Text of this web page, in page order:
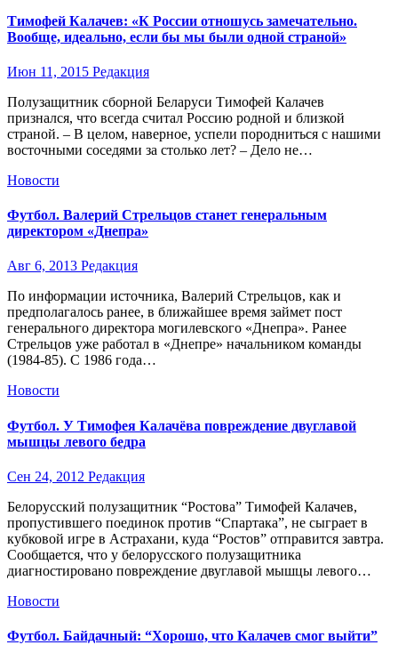
Тимофей Калачев: «К России отношусь замечательно.
Вообще, идеально, если бы мы были одной страной»
Июн 11, 2015 Редакция
Полузащитник сборной Беларуси Тимофей Калачев
признался, что всегда считал Россию родной и близкой
страной. – В целом, наверное, успели породниться с нашими
восточными соседями за столько лет? – Дело не…
Новости
Футбол. Валерий Стрельцов станет генеральным
директором «Днепра»
Авг 6, 2013 Редакция
По информации источника, Валерий Стрельцов, как и
предполагалось ранее, в ближайшее время займет пост
генерального директора могилевского «Днепра». Ранее
Стрельцов уже работал в «Днепре» начальником команды
(1984-85). С 1986 года…
Новости
Футбол. У Тимофея Калачёва повреждение двуглавой
мышцы левого бедра
Сен 24, 2012 Редакция
Белорусский полузащитник “Ростова” Тимофей Калачев,
пропустившего поединок против “Спартака”, не сыграет в
кубковой игре в Астрахани, куда “Ростов” отправится завтра.
Сообщается, что у белорусского полузащитника
диагностировано повреждение двуглавой мышцы левого…
Новости
Футбол. Байдачный: “Хорошо, что Калачев смог выйти”